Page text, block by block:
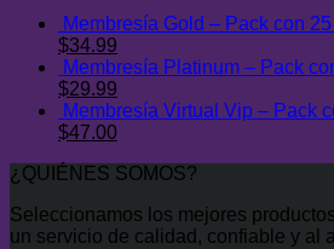
$29.00.$8.00.
Membresía Gold – Pack con
El
precio
original
era:
$400.00.
$34.99
precio
es:
$34.99.
Membresía Platinum – Pack
El
precio
original
$300.00.
$29.99
precio
actual
$29.99.
Membresía Virtual Vip – Pack
El
original
$500.00.
$47.00El
actual
$47.00.
¿QUIÉNES SOMOS?
Seleccionamos los mejores
un servicio de calidad, confiable y al